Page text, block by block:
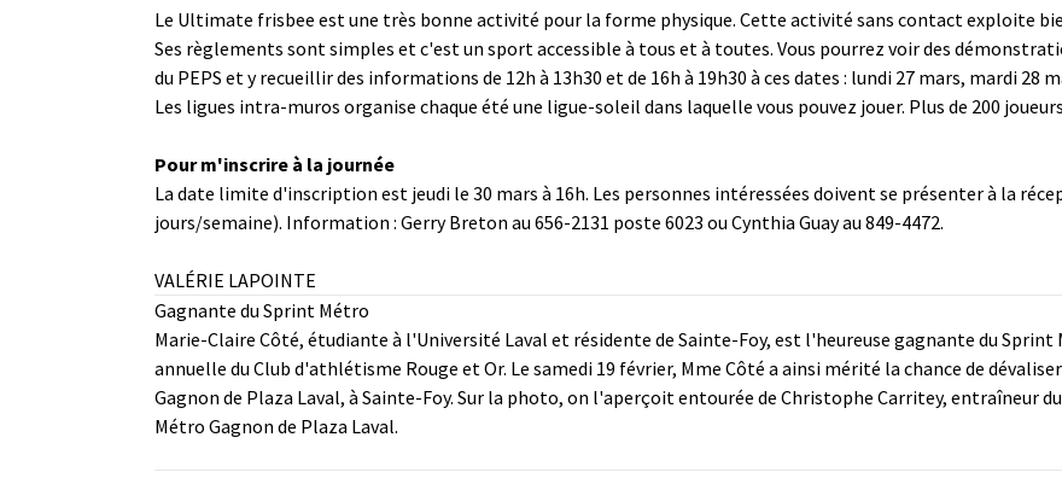
Le Ultimate frisbee est une très bonne activité pour la forme physique. Cette activité sans contact exploite
Ses règlements sont simples et c'est un sport accessible à tous et à toutes. Vous pourrez voir des
du PEPS et y recueillir des informations de 12h à 13h30 et de 16h à 19h30 à ces dates : lundi 27 mars, mardi 28
Les ligues intra-muros organise chaque été une ligue-soleil dans laquelle vous pouvez jouer. Plus de 200
Pour m'inscrire à la journée
La date limite d'inscription est jeudi le 30 mars à 16h. Les personnes intéressées doivent se présenter à la
jours/semaine). Information : Gerry Breton au 656-2131 poste 6023 ou Cynthia Guay au 849-4472.
VALÉRIE LAPOINTE
Gagnante du Sprint Métro
Marie-Claire Côté, étudiante à l'Université Laval et résidente de Sainte-Foy, est l'heureuse gagnante du
annuelle du Club d'athlétisme Rouge et Or. Le samedi 19 février, Mme Côté a ainsi mérité la chance de
Gagnon de Plaza Laval, à Sainte-Foy. Sur la photo, on l'aperçoit entourée de Christophe Carritey, entraîneur
Métro Gagnon de Plaza Laval.